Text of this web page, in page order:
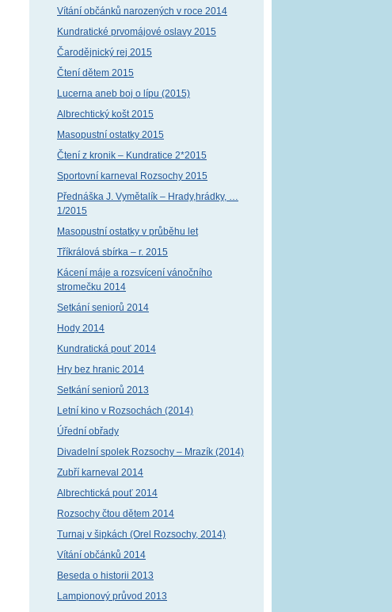
Vítání občánků narozených v roce 2014
Kundratické prvomájové oslavy 2015
Čarodějnický rej 2015
Čtení dětem 2015
Lucerna aneb boj o lípu (2015)
Albrechtický košt 2015
Masopustní ostatky 2015
Čtení z kronik – Kundratice 2*2015
Sportovní karneval Rozsochy 2015
Přednáška J. Vymětalík – Hrady,hrádky, …
1/2015
Masopustní ostatky v průběhu let
Tříkrálová sbírka – r. 2015
Kácení máje a rozsvícení vánočního
stromečku 2014
Setkání seniorů 2014
Hody 2014
Kundratická pouť 2014
Hry bez hranic 2014
Setkání seniorů 2013
Letní kino v Rozsochách (2014)
Úřední obřady
Divadelní spolek Rozsochy – Mrazík (2014)
Zubří karneval 2014
Albrechtická pouť 2014
Rozsochy čtou dětem 2014
Turnaj v šipkách (Orel Rozsochy, 2014)
Vítání občánků 2014
Beseda o historii 2013
Lampionový průvod 2013